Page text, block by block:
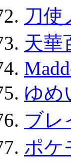
刀使
天華
ゆめ
ブレ
ポケ